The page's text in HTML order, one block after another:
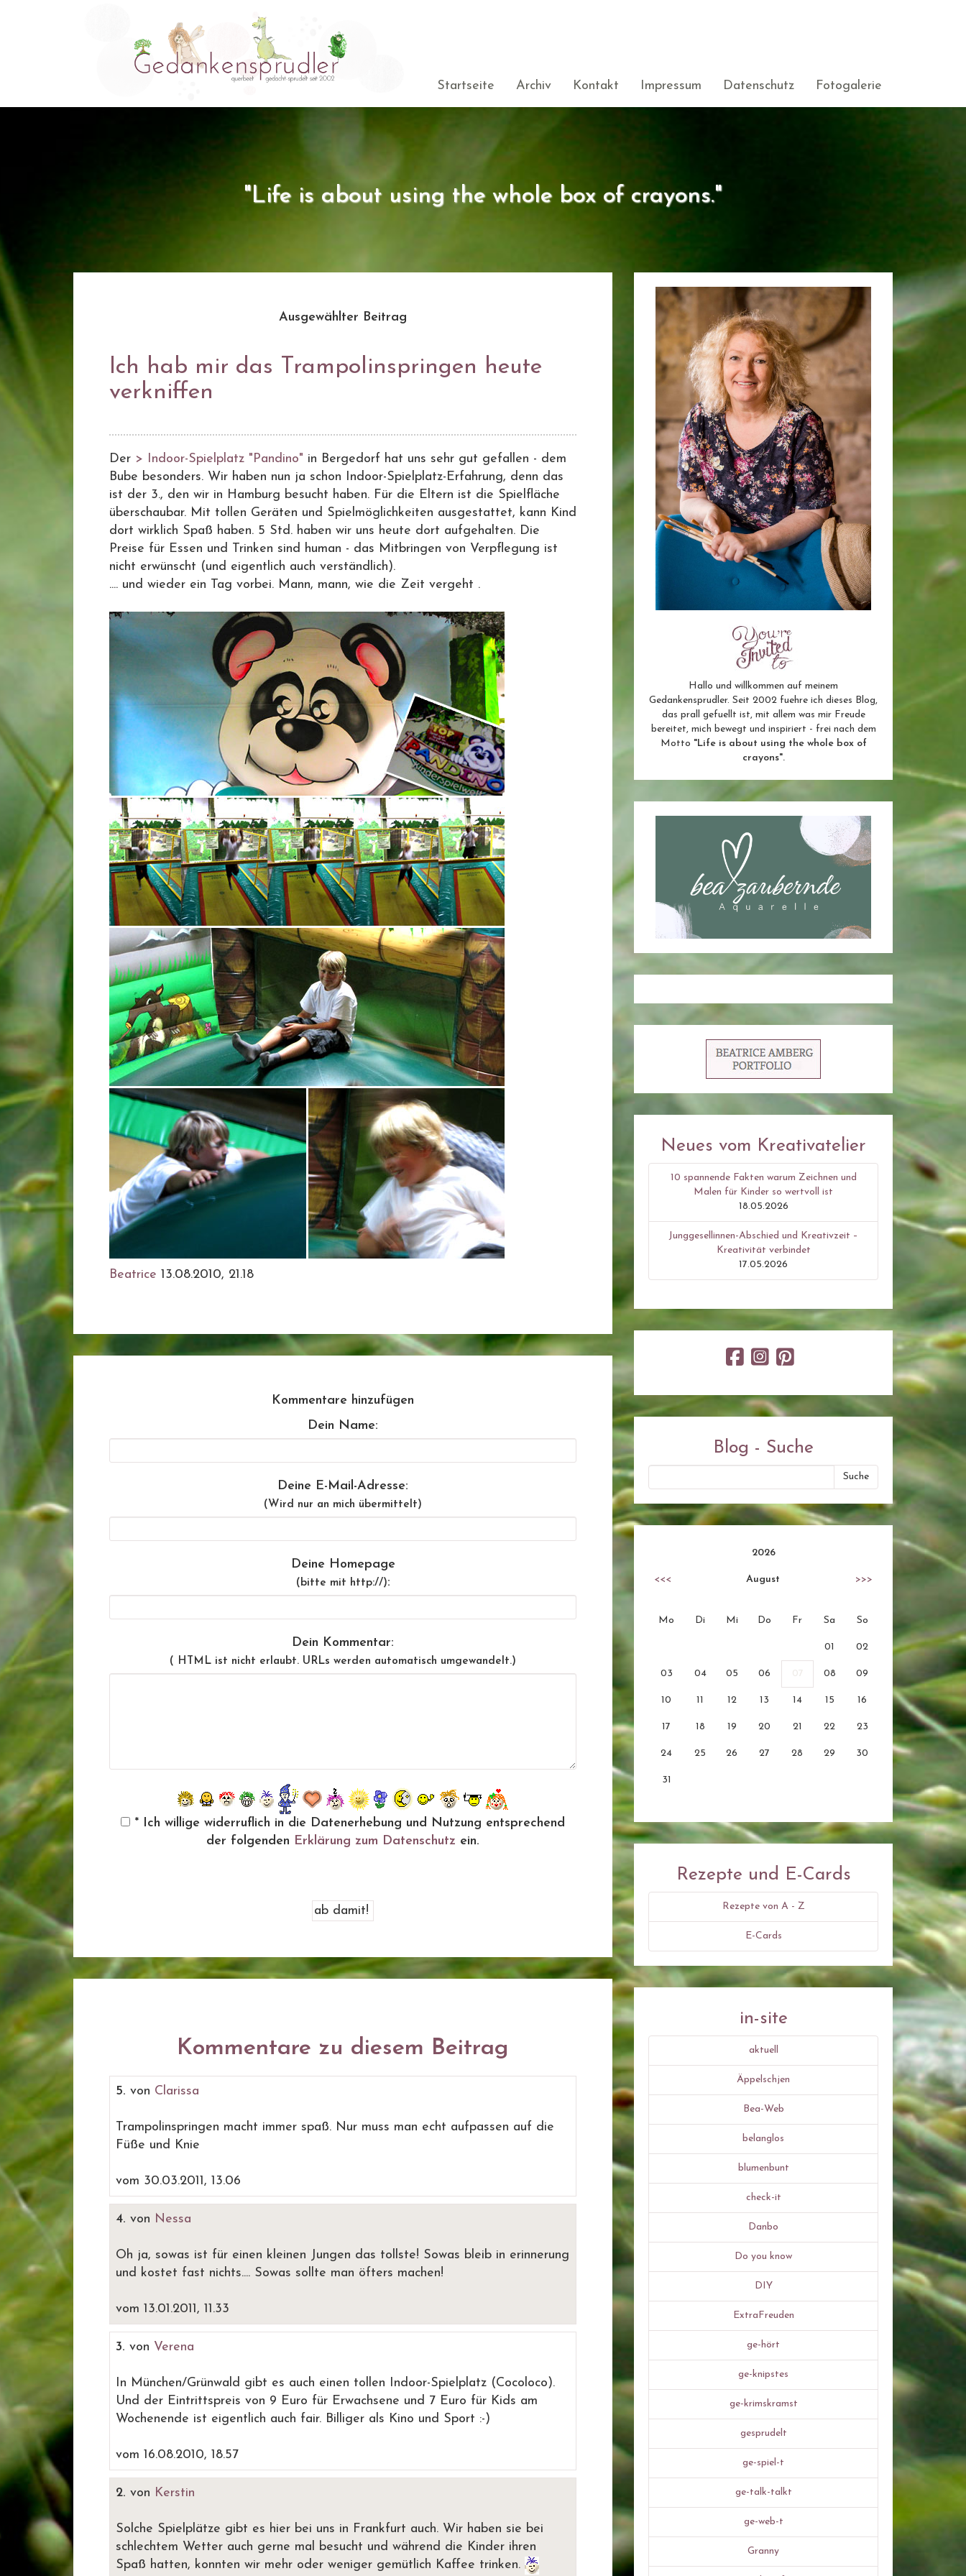
Startseite Archiv Kontakt Impressum Datenschutz Fotogalerie
"Life is about using the whole box of crayons."
Ausgewählter Beitrag
Ich hab mir das Trampolinspringen heute
verkniffen
Der > Indoor-Spielplatz "Pandino" in Bergedorf hat uns sehr gut gefallen - dem
Bube besonders. Wir haben nun ja schon Indoor-Spielplatz-Erfahrung, denn das
ist der 3., den wir in Hamburg besucht haben. Für die Eltern ist die Spielfläche
überschaubar. Mit tollen Geräten und Spielmöglichkeiten ausgestattet, kann Kind
dort wirklich Spaß haben. 5 Std. haben wir uns heute dort aufgehalten. Die
Preise für Essen und Trinken sind human - das Mitbringen von Verpflegung ist
nicht erwünscht (und eigentlich auch verständlich).
.... und wieder ein Tag vorbei. Mann, mann, wie die Zeit vergeht .
Beatrice 13.08.2010, 21.18
Kommentare hinzufügen
Dein Name:
Deine E-Mail-Adresse:
(Wird nur an mich übermittelt)
Deine Homepage
(bitte mit http://):
Dein Kommentar:
( HTML ist nicht erlaubt. URLs werden automatisch umgewandelt.)
* Ich willige widerruflich in die Datenerhebung und Nutzung entsprechend
der folgenden Erklärung zum Datenschutz ein.
Kommentare zu diesem Beitrag
5. von Clarissa
Trampolinspringen macht immer spaß. Nur muss man echt aufpassen auf die
Füße und Knie
vom 30.03.2011, 13.06
4. von Nessa
Oh ja, sowas ist für einen kleinen Jungen das tollste! Sowas bleib in erinnerung
und kostet fast nichts.... Sowas sollte man öfters machen!
vom 13.01.2011, 11.33
3. von Verena
In München/Grünwald gibt es auch einen tollen Indoor-Spielplatz (Cocoloco).
Und der Eintrittspreis von 9 Euro für Erwachsene und 7 Euro für Kids am
Wochenende ist eigentlich auch fair. Billiger als Kino und Sport :-)
vom 16.08.2010, 18.57
2. von Kerstin
Solche Spielplätze gibt es hier bei uns in Frankfurt auch. Wir haben sie bei
schlechtem Wetter auch gerne mal besucht und während die Kinder ihren
Spaß hatten, konnten wir mehr oder weniger gemütlich Kaffee trinken.
Hallo und willkommen auf meinem
Gedankensprudler. Seit 2002 fuehre ich dieses Blog,
das prall gefuellt ist, mit allem was mir Freude
bereitet, mich bewegt und inspiriert - frei nach dem
Motto "Life is about using the whole box of
crayons".
Neues vom Kreativatelier
10 spannende Fakten warum Zeichnen und
Malen für Kinder so wertvoll ist
18.05.2026
Junggesellinnen-Abschied und Kreativzeit –
Kreativität verbindet
17.05.2026
Blog - Suche
2026
<<< August >>>
Mo Di Mi Do Fr Sa So
01 02
03 04 05 06 07 08 09
10 11 12 13 14 15 16
17 18 19 20 21 22 23
24 25 26 27 28 29 30
31
Rezepte und E-Cards
Rezepte von A - Z
E-Cards
in-site
aktuell
Äppelschjen
Bea-Web
belanglos
blumenbunt
check-it
Danbo
Do you know
DIY
ExtraFreuden
ge-hört
ge-knipstes
ge-krimskramst
gesprudelt
ge-spiel-t
ge-talk-talkt
ge-web-t
Granny